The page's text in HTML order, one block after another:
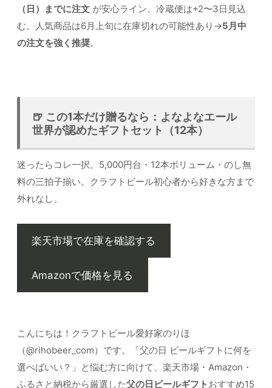
（日）までに注文 が安心ライン。冷蔵便は+2〜3日見込
む。人気商品は6月上旬に在庫切れの可能性あり→5月中
の注文を強く推奨。
🍺 この1本だけ贈るなら：よなよなエール
世界が認めたギフトセット（12本）
迷ったらコレ一択。5,000円台・12本ボリューム・のし無
料の三拍子揃い。クラフトビール初心者から好きな方まで
外れなし。
楽天市場で在庫を確認する
Amazonで価格を見る
こんにちは！クラフトビール愛好家のりほ
（@rihobeer_com）です。「父の日 ビールギフトに何を
選べばいい？」と悩む方に向けて、楽天市場・Amazon・
ふるさと納税から厳選した父の日ビールギフト おすすめ15